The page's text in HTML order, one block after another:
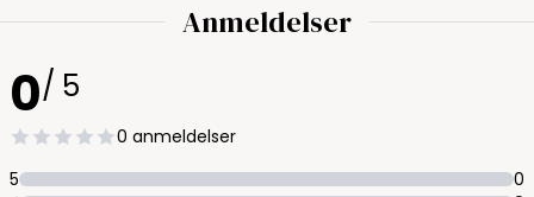
Anmeldelser
0/ 5
0 anmeldelser
5
0